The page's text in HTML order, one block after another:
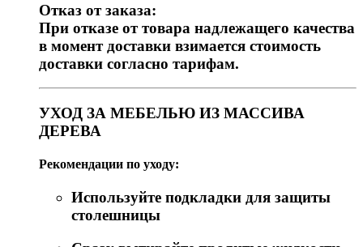
Отказ от заказа:
При отказе от товара надлежащего качества
в момент доставки взимается стоимость
доставки согласно тарифам.
УХОД ЗА МЕБЕЛЬЮ ИЗ МАССИВА
ДЕРЕВА
Рекомендации по уходу:
Используйте подкладки для защиты
столешницы